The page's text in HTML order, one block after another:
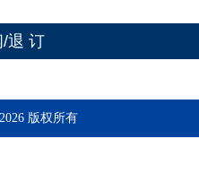
版权所有